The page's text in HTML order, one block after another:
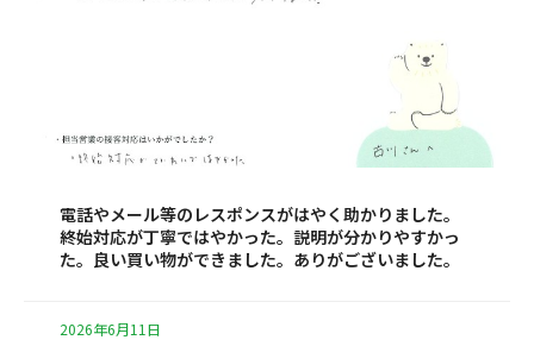
電話やメール等のレスポンスがはやく助かりました。
終始対応が丁寧ではやかった。説明が分かりやすかっ
た。良い買い物ができました。ありがございました。
2026年6月11日